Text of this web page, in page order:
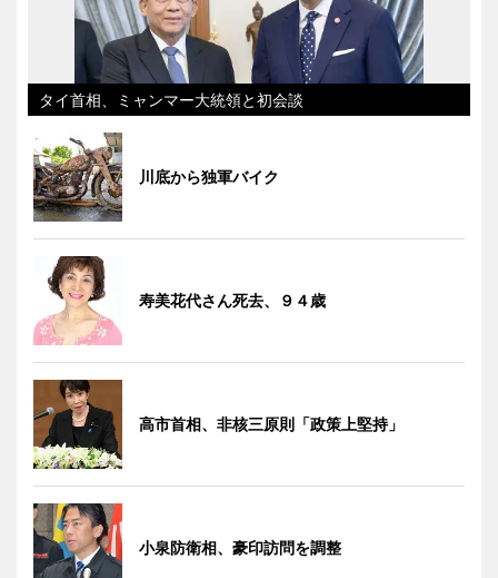
タイ首相、ミャンマー大統領と初会談
川底から独軍バイク
寿美花代さん死去、９４歳
高市首相、非核三原則「政策上堅持」
小泉防衛相、豪印訪問を調整